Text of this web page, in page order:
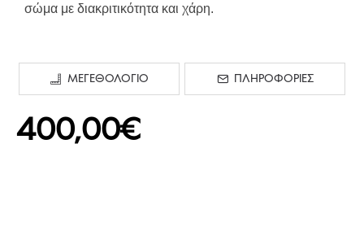
400,00€
σώμα με διακριτικότητα και χάρη.
ΜΕΓΕΘΟΛΟΓΙΟ ΠΛΗΡΟΦΟΡΙΕΣ